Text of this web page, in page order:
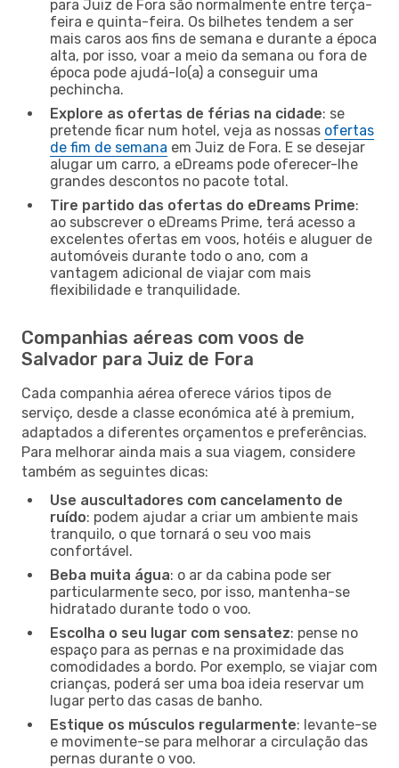
para Juiz de Fora são normalmente entre terça-
feira e quinta-feira. Os bilhetes tendem a ser
mais caros aos fins de semana e durante a época
alta, por isso, voar a meio da semana ou fora de
época pode ajudá-lo(a) a conseguir uma
pechincha.
Explore as ofertas de férias na cidade: se
pretende ficar num hotel, veja as nossas ofertas
de fim de semana em Juiz de Fora. E se desejar
alugar um carro, a eDreams pode oferecer-lhe
grandes descontos no pacote total.
Tire partido das ofertas do eDreams Prime:
ao subscrever o eDreams Prime, terá acesso a
excelentes ofertas em voos, hotéis e aluguer de
automóveis durante todo o ano, com a
vantagem adicional de viajar com mais
flexibilidade e tranquilidade.
Companhias aéreas com voos de
Salvador para Juiz de Fora
Cada companhia aérea oferece vários tipos de
serviço, desde a classe económica até à premium,
adaptados a diferentes orçamentos e preferências.
Para melhorar ainda mais a sua viagem, considere
também as seguintes dicas:
Use auscultadores com cancelamento de
ruído: podem ajudar a criar um ambiente mais
tranquilo, o que tornará o seu voo mais
confortável.
Beba muita água: o ar da cabina pode ser
particularmente seco, por isso, mantenha-se
hidratado durante todo o voo.
Escolha o seu lugar com sensatez: pense no
espaço para as pernas e na proximidade das
comodidades a bordo. Por exemplo, se viajar com
crianças, poderá ser uma boa ideia reservar um
lugar perto das casas de banho.
Estique os músculos regularmente: levante-se
e movimente-se para melhorar a circulação das
pernas durante o voo.